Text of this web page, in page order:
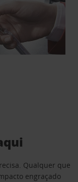
Qualquer que
engraçado